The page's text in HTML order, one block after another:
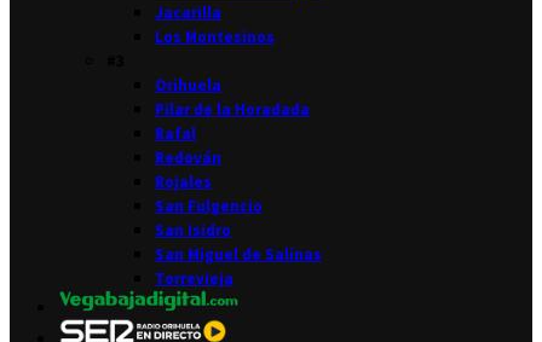
Jacarilla
Los Montesinos
Orihuela
Pilar de la Horadada
Rafal
Redován
Rojales
San Fulgencio
San Isidro
San Miguel de Salinas
Torrevieja